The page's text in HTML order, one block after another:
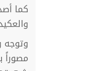
كما
وتوجه
مصوراً